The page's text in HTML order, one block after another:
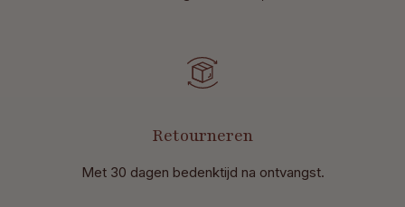
Retourneren
Met 30 dagen bedenktijd na ontvangst.